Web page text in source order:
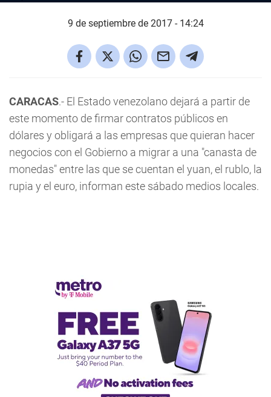
9 de septiembre de 2017 - 14:24
CARACAS.- El Estado venezolano dejará a partir de
este momento de firmar contratos públicos en
dólares y obligará a las empresas que quieran hacer
negocios con el Gobierno a migrar a una "canasta de
monedas" entre las que se cuentan el yuan, el rublo, la
rupia y el euro, informan este sábado medios locales.